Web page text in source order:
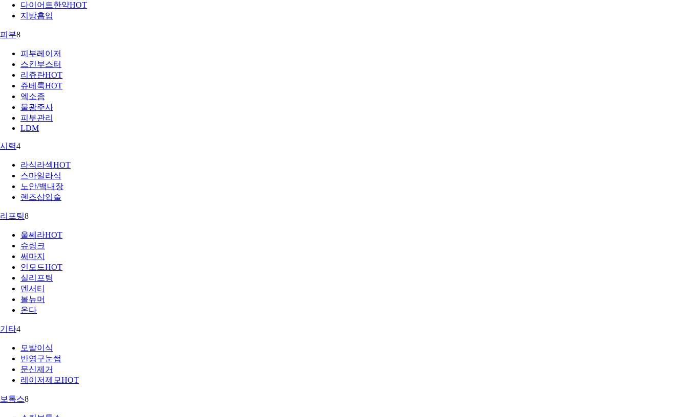
다이어트한약HOT
지방흡입
피부8
피부레이저
스킨부스터
리쥬란HOT
쥬베룩HOT
엑소좀
물광주사
피부관리
LDM
시력4
라식라섹HOT
스마일라식
노안/백내장
렌즈삽입술
리프팅8
울쎄라HOT
슈링크
써마지
인모드HOT
실리프팅
덴서티
볼뉴머
온다
기타4
모발이식
반영구눈썹
문신제거
레이저제모HOT
보톡스8